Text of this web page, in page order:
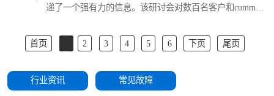
递了一个强有力的信息。该研讨会对数百名客户和cummins
训关键角色的机会..
首页 2 3 4 5 6 下页 尾页
行业资讯 常见故障